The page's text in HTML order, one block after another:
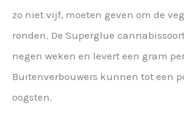
zo niet vijf, moeten geven om de
ronden. De Superglue
negen weken en levert een gram
Buitenverbouwers kunnen tot een
oogsten.